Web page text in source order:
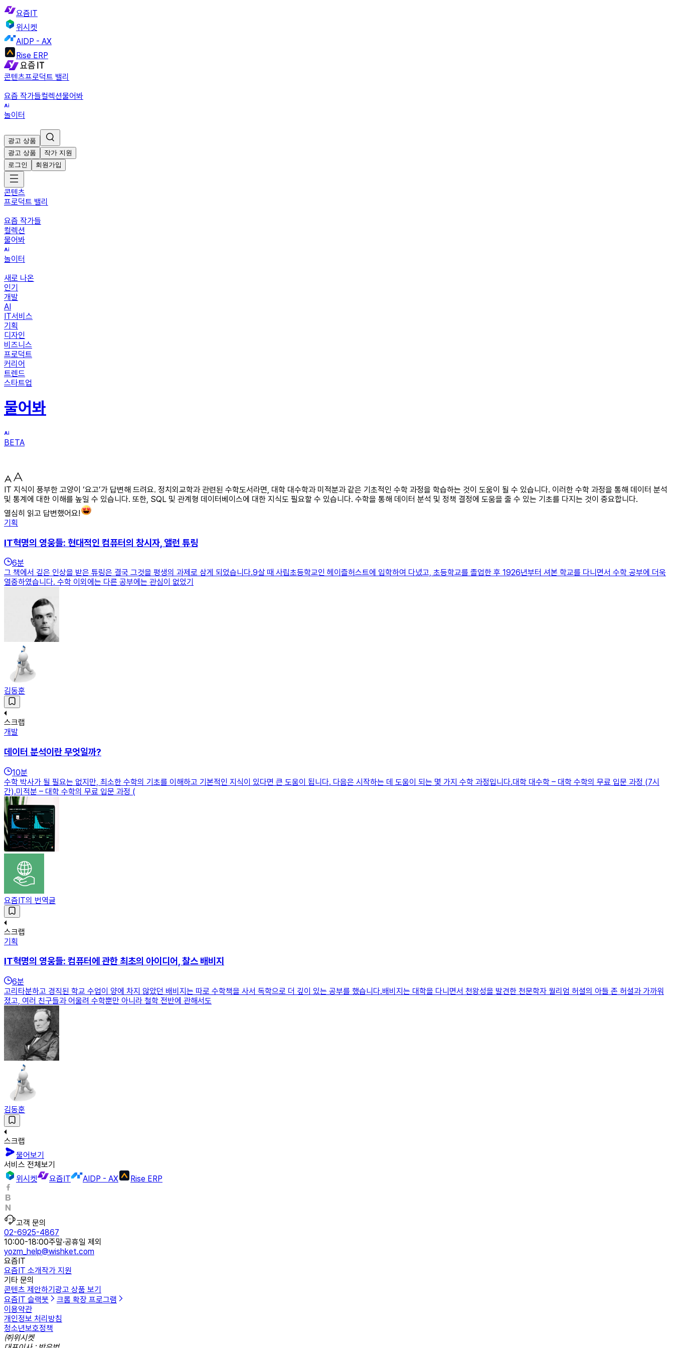
요즘IT
위시켓
AIDP - AX
Rise ERP
콘텐츠프로덕트 밸리
요즘 작가들컬렉션물어봐
놀이터
광고 상품
광고 상품
작가 지원
로그인
회원가입
콘텐츠
프로덕트 밸리
요즘 작가들
컬렉션
물어봐
놀이터
새로 나온
인기
개발
AI
IT서비스
기획
디자인
비즈니스
프로덕트
커리어
트렌드
스타트업
물어봐
BETA
IT 지식이 풍부한 고양이 ‘요고’가 답변해 드려요. 정치외교학과 관련된 수학도서라면, 대학 대수학과 미적분과 같은 기초적인 수학 과정을 학습하는 것이 도움이 될 수 있습니다. 이러한 수학 과정을 통해 데이터 분석
및 통계에 대한 이해를 높일 수 있습니다. 또한, SQL 및 관계형 데이터베이스에 대한 지식도 필요할 수 있습니다. 수학을 통해 데이터 분석 및 정책 결정에 도움을 줄 수 있는 기초를 다지는 것이 중요합니다.
열심히 읽고 답변했어요!
기획
IT혁명의 영웅들: 현대적인 컴퓨터의 창시자, 앨런 튜링
6분
그 책에서 깊은 인상을 받은 튜링은 결국 그것을 평생의 과제로 삼게 되었습니다.9살 때 사립초등학교인 헤이즐허스트에 입학하여 다녔고, 초등학교를 졸업한 후 1926년부터 셔본 학교를 다니면서 수학 공부에 더욱
열중하였습니다. 수학 이외에는 다른 공부에는 관심이 없었기
김동훈
스크랩
개발
데이터 분석이란 무엇일까?
10분
수학 박사가 될 필요는 없지만, 최소한 수학의 기초를 이해하고 기본적인 지식이 있다면 큰 도움이 됩니다. 다음은 시작하는 데 도움이 되는 몇 가지 수학 과정입니다.대학 대수학 – 대학 수학의 무료 입문 과정 (7시
간).미적분 – 대학 수학의 무료 입문 과정 (
요즘IT의 번역글
스크랩
기획
IT혁명의 영웅들: 컴퓨터에 관한 최초의 아이디어, 찰스 배비지
6분
고리타분하고 경직된 학교 수업이 양에 차지 않았던 배비지는 따로 수학책을 사서 독학으로 더 깊이 있는 공부를 했습니다.배비지는 대학을 다니면서 천왕성을 발견한 천문학자 월리엄 허셜의 아들 존 허셜과 가까워
졌고, 여러 친구들과 어울려 수학뿐만 아니라 철학 전반에 관해서도
김동훈
스크랩
물어보기
서비스 전체보기
위시켓
요즘IT AIDP - AX Rise ERP
고객 문의
02-6925-4867
10:00-18:00주말·공휴일 제외
yozm_help@wishket.com
요즘IT
요즘IT 소개작가 지원
기타 문의
콘텐츠 제안하기 광고 상품 보기
요즘IT 슬랙봇
크롬 확장 프로그램
이용약관
개인정보 처리방침
청소년보호정책
㈜위시켓